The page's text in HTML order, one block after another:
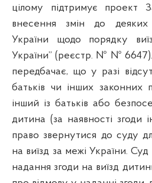
цілому підтримує проект
внесення змін до деяких
України щодо порядку
України” (реєстр. № №
передбачає, що у разі
батьків чи інших законних
інший із батьків або
дитина (за наявності згоди
право звернутися до суду
на виїзд за межі України.
надання згоди на виїзд